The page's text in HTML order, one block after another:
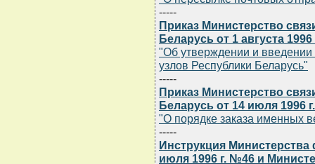
-----
Приказ Министерство
Беларусь от 1 августа
"Об утверждении и введении
узлов Республики Беларусь"
-----
Приказ Министерство
Беларусь от 14 июля 1996
"О порядке заказа именных
-----
Инструкция
июля 1996 г. №46 и